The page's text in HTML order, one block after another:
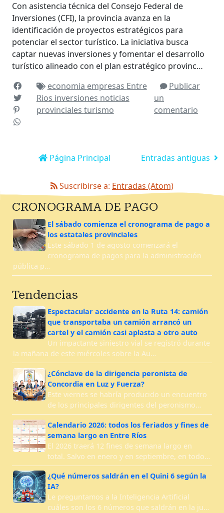
Con asistencia técnica del Consejo Federal de
Inversiones (CFI), la provincia avanza en la
identificación de proyectos estratégicos para
potenciar el sector turístico. La iniciativa busca
captar nuevas inversiones y fomentar el desarrollo
turístico alineado con el plan estratégico provinc…
economia empresas Entre
Rios inversiones noticias
provinciales turismo
Publicar
un
comentario
Entradas antiguas
Página Principal
Suscribirse a: Entradas (Atom)
CRONOGRAMA DE PAGO
El sábado comienza el cronograma de pago a
los estatales provinciales
Este sábado 1 de agosto comenzará el
cronograma de pagos para la administración
pública p…
Tendencias
Espectacular accidente en la Ruta 14: camión
que transportaba un camión arrancó un
cartel y el camión casi aplasta a otro auto
Un impactante siniestro vial se registró durante
la mañana de este miércoles sobre la Au…
¿Cónclave de la dirigencia peronista de
Concordia en Luz y Fuerza?
Este viernes se habría producido un encuentro
de los principales dirigentes del peronismo…
Calendario 2026: todos los feriados y fines de
semana largo en Entre Ríos
El 2026 traerá 12 fines de semana largo en
total. Salvo en enero y en septiembre, en todo…
¿Qué números saldrán en el Quini 6 según la
IA?
Le preguntamos a la Inteligencia Artificial
cuáles son los 6 números que saldrán en la ju…